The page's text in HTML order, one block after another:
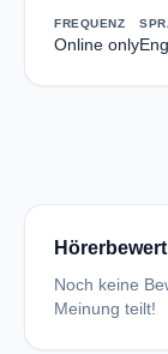
FREQUENZ
Online only
Noch keine
Meinung teilt!